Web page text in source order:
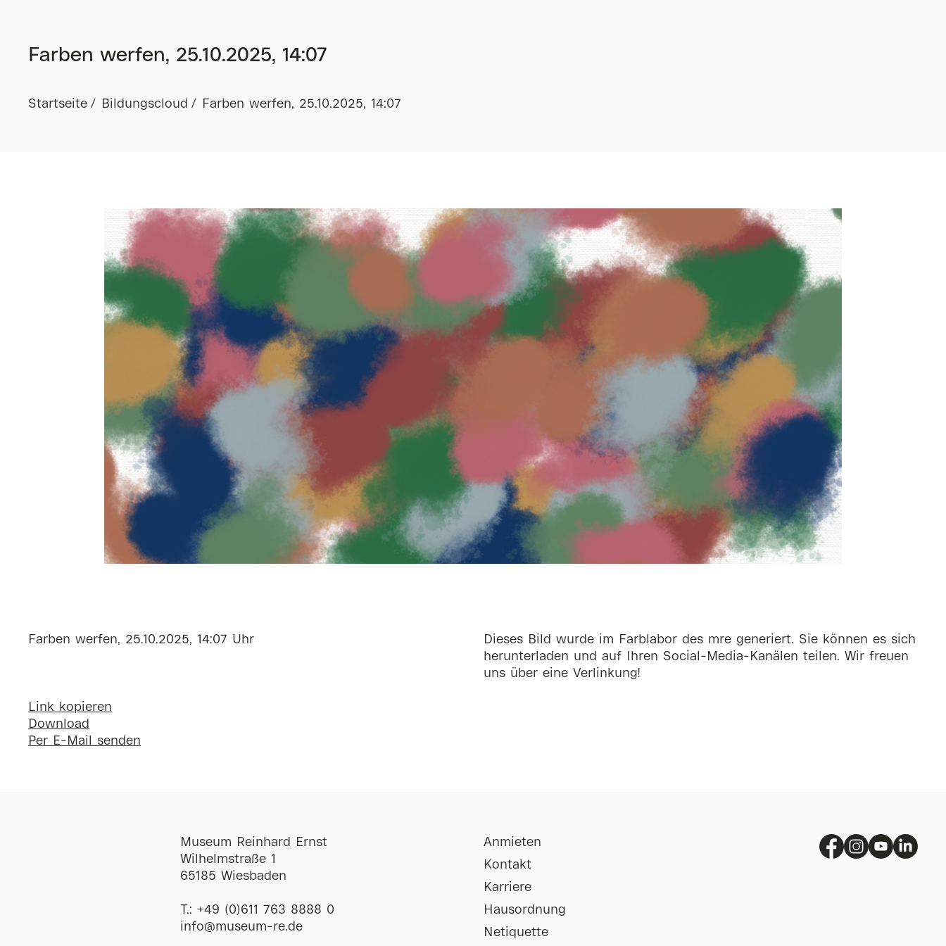
Farben werfen, 25.10.2025, 14:07
Startseite Bildungscloud Farben werfen, 25.10.2025, 14:07
Farben werfen, 25.10.2025, 14:07 Uhr
Link kopieren
Download
Per E-Mail senden
Dieses Bild wurde im Farblabor des mre generiert. Sie können es sich
herunterladen und auf Ihren Social-Media-Kanälen teilen. Wir freuen
uns über eine Verlinkung!
Museum Reinhard Ernst
Wilhelmstraße 1
65185 Wiesbaden
T.: +49 (0)611 763 8888 0
ofni@museum-re de
Anmieten
Kontakt
Karriere
Hausordnung
Netiquette